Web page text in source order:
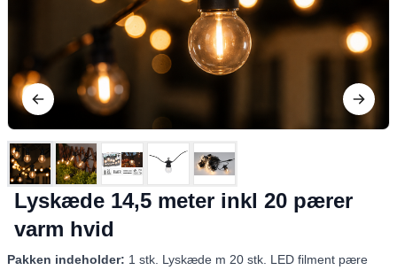
Lyskæde 14,5 meter inkl 20 pærer
varm hvid
Pakken indeholder: 1 stk. Lyskæde m 20 stk. LED filment pære